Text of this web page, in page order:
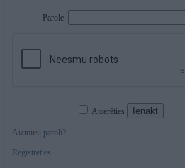
Parole:
Atcerēties
Aizmirsi paroli?
Reģistrēties